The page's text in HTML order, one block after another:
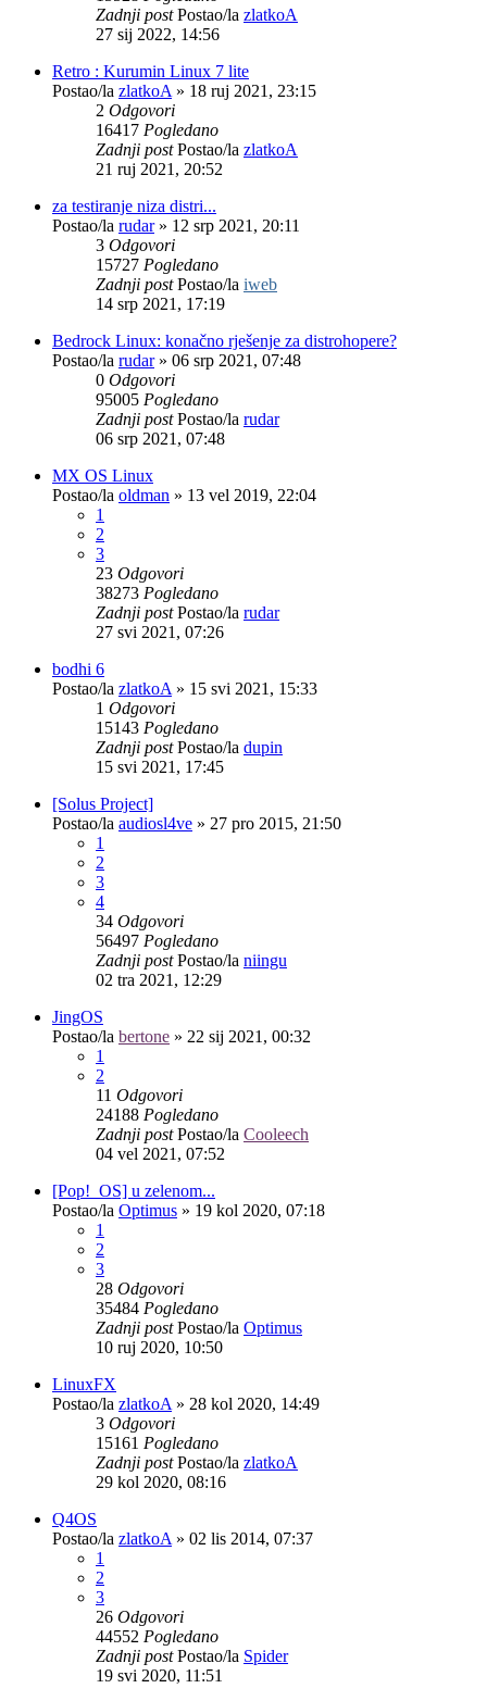
Zadnji postPostao/la zlatkoA
27 sij 2022, 14:56
Retro : Kurumin Linux 7 lite
Postao/la zlatkoA » 18 ruj 2021, 23:15
2 Odgovori
16417 Pogledano
Zadnji postPostao/la zlatkoA
21 ruj 2021, 20:52
za testiranje niza distri...
Postao/la rudar» 12 srp 2021, 20:11
3 Odgovori
15727 Pogledano
Zadnji postPostao/la iweb
14 srp 2021, 17:19
Bedrock Linux: konačno rješenje za distrohopere?
Postao/la rudar» 06 srp 2021, 07:48
0 Odgovori
95005 Pogledano
Zadnji postPostao/la rudar
06 srp 2021, 07:48
MX OS Linux
Postao/la oldman » 13 vel 2019, 22:04
1
2
3
23 Odgovori
38273 Pogledano
Zadnji postPostao/la rudar
27 svi 2021, 07:26
bodhi 6
Postao/la zlatkoA » 15 svi 2021, 15:33
1 Odgovori
15143 Pogledano
Zadnji postPostao/la dupin
15 svi 2021, 17:45
[Solus Project]
Postao/la audiosl4ve » 27 pro 2015, 21:50
1
2
3
4
34 Odgovori
56497 Pogledano
Zadnji postPostao/la niingu
02 tra 2021, 12:29
JingOS
Postao/la bertone » 22 sij 2021, 00:32
1
2
11 Odgovori
24188 Pogledano
Zadnji postPostao/la Cooleech
04 vel 2021, 07:52
[Pop!_OS] u zelenom...
Postao/la Optimus » 19 kol 2020, 07:18
1
2
3
28 Odgovori
35484 Pogledano
Zadnji postPostao/la Optimus
10 ruj 2020, 10:50
LinuxFX
Postao/la zlatkoA » 28 kol 2020, 14:49
3 Odgovori
15161 Pogledano
Zadnji postPostao/la zlatkoA
29 kol 2020, 08:16
Q4OS
Postao/la zlatkoA » 02 lis 2014, 07:37
1
2
3
26 Odgovori
44552 Pogledano
Zadnji postPostao/la Spider
19 svi 2020, 11:51